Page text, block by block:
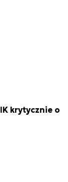
krytycznie o